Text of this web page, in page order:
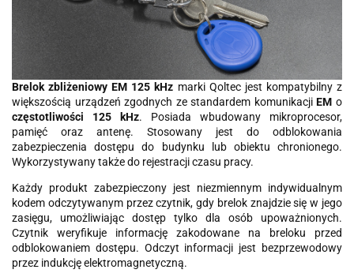
Brelok zbliżeniowy EM 125 kHz marki Qoltec jest kompatybilny z
większością urządzeń zgodnych ze standardem komunikacjiEM o
częstotliwości 125 kHz. Posiada wbudowany mikroprocesor,
pamięć oraz antenę. Stosowany jest do odblokowania
zabezpieczenia dostępu do budynku lub obiektu chronionego.
Wykorzystywany także do rejestracji czasu pracy.
Każdy produkt zabezpieczony jest niezmiennym indywidualnym
kodem odczytywanym przez czytnik, gdy brelok znajdzie się w jego
zasięgu, umożliwiając dostęp tylko dla osób upoważnionych.
Czytnik weryfikuje informację zakodowane na breloku przed
odblokowaniem dostępu. Odczyt informacji jest bezprzewodowy
przez indukcję elektromagnetyczną.